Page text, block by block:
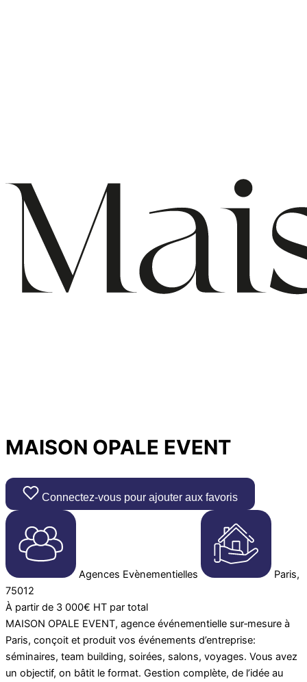
MAISON OPALE EVENT
Connectez-vous pour ajouter aux favoris
Agences Evènementielles
Paris,
75012
À partir de 3 000€ HT par total
MAISON OPALE EVENT, agence événementielle sur‑mesure à
Paris, conçoit et produit vos événements d’entreprise:
séminaires, team building, soirées, salons, voyages. Vous avez
un objectif, on bâtit le format. Gestion complète, de l’idée au